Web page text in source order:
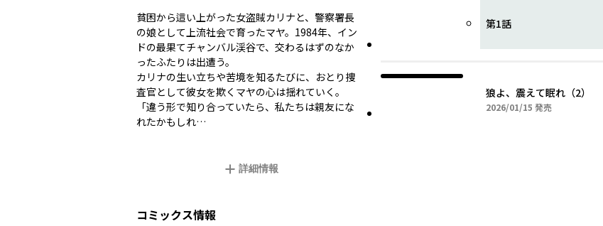
貧困から這い上がった女盗賊カリナと、警察署長
の娘として上流社会で育ったマヤ。1984年、イン
ドの最果てチャンバル渓谷で、交わるはずのなか
ったふたりは出遭う。
カリナの生い立ちや苦境を知るたびに、おとり捜
査官として彼女を欺くマヤの心は揺れていく。
「違う形で知り合っていたら、私たちは親友にな
れたかもしれ…
詳細情報
コミックス情報
第1話
狼よ、震えて眠れ（2）
2026/01/15 2026年01月15日
発売